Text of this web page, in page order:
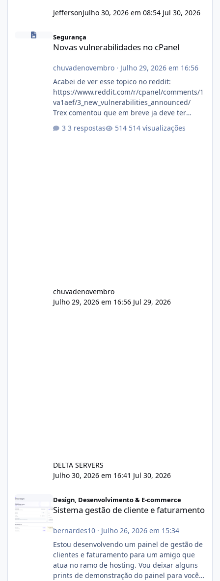
JeffersonJulho 30, 2026 em 08:54 Jul 30, 2026
Segurança
Novas vulnerabilidades no cPanel
chuvadenovembro· Julho 29, 2026 em 16:56
Acabei de ver esse topico no reddit:
https://www.reddit.com/r/cpanel/comments/1
va1aef/3_new_vulnerabilities_announced/
Trex comentou que em breve ja deve ter
3 respostas 514 visualizações
chuvadenovembro
Julho 29, 2026 em 16:56 Jul 29, 2026
DELTA SERVERS
Julho 30, 2026 em 16:41 Jul 30, 2026
Design, Desenvolvimento & E-commerce
Sistema gestão de cliente e faturamento
bernardes10· Julho 26, 2026 em 15:34
Estou desenvolvendo um painel de gestão de
clientes e faturamento para um amigo que
atua no ramo de hosting. Vou deixar alguns
prints de demonstração do painel para vocês